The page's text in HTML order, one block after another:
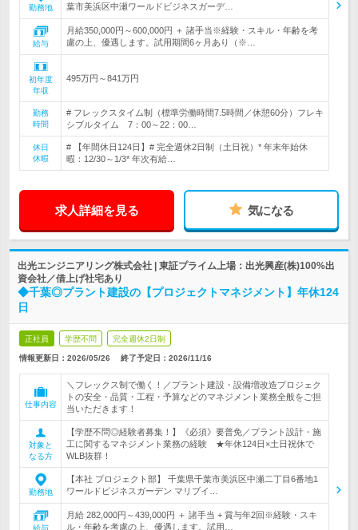
勤務地
葉市美浜区中瀬ワールドビジネスガーデ…
給与
月給350,000円～600,000円 ＋ 諸手当※経験・スキル・年齢を考
慮の上、優遇します。試用期間6ヶ月あり（※…
初年度
年収
495万円～841万円
勤務
時間
# フレックスタイム制（標準労働時間7.5時間／休憩60分）フレキ
シブルタイム 7：00～22：00…
休日
休暇
# 【年間休日124日】# 完全週休2日制（土日祝）* 年末年始休
暇：12/30～1/3* 年次有給…
求人詳細を見る 気になる
出光エンジニアリング株式会社 | 東証プライム上場：出光興産(株)100%出
資会社／借上げ社宅あり
◆千葉◎プラント建設の【プロジェクトマネジメント】年休124
日
正社員 学歴不問 完全週休2日制
情報更新日：2026/05/26 終了予定日： 2026/11/16
仕事内容
＼フレックス制で働く！／プラント建設・設備増改造プロジェク
トの安全・品質・工程・予算などのマネジメント業務全般をご担
当いただきます！
対象と
なる方
【学歴不問◎経験者募集！】《必須》要普免／プラント設計・施
工に関するマネジメント業務の経験 ★年休124日×土日祝休で
WLB抜群！
勤務地
【本社 プロジェクト部】 千葉県千葉市美浜区中瀬二丁目6番地1
ワールドビジネスガーデン マリブイ…
給与
月給 282,000円～439,000円 ＋ 諸手当 + 賞与年2回※経験・スキ
ル・年齢を考慮の上、優遇します。試用…